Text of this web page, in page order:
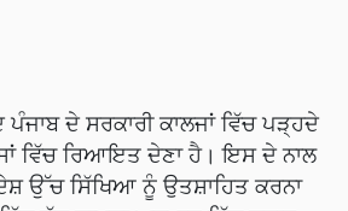
ਦੇ ਸਰਕਾਰੀ ਕਾਲਜਾਂ ਵਿੱਚ ਪੜ੍ਹਦੇ
ਵਿੱਚ ਰਿਆਇਤ ਦੇਣਾ ਹੈ। ਇਸ ਦੇ ਨਾਲ
ਉੱਚ ਸਿੱਖਿਆ ਨੂੰ ਉਤਸ਼ਾਹਿਤ ਕਰਨਾ